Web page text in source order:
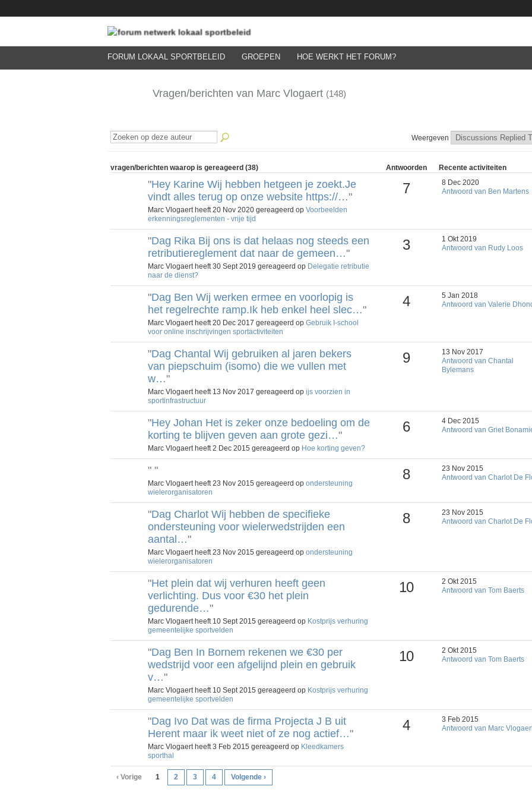
FORUM LOKAAL SPORTBELEID GROEPEN HOE WERKT HET FORUM?
Vragen/berichten van Marc Vlogaert (148)
Weergeven
vragen/berichten waarop is gereageerd (38) Antwoorden Recente activiteiten
"Hey Karine Wij hebben hetgeen je zoekt.Je
vindt alles terug op onze website https://…"
Marc Vlogaert heeft 20 Nov 2020 gereageerd op Voorbeelden
erkenningsreglementen - vrije tijd
7
8 Dec 2020
Antwoord van Ben Martens
"Dag Rika Bij ons is dat helaas nog steeds een
retributiereglement dat naar de gemeen…"
Marc Vlogaert heeft 30 Sept 2019 gereageerd op Delegatie retributie
naar de dienst?
3
1 Okt 2019
Antwoord van Rudy Loos
"Dag Ben Wij werken ermee en voorlopig is
het regelrechte ramp.Ik heb enkel heel slec…"
Marc Vlogaert heeft 20 Dec 2017 gereageerd op Gebruik I-school
voor online inschrijvingen sportactiviteiten
4
5 Jan 2018
Antwoord van Valerie
"Dag Chantal Wij gebruiken al jaren bekers
van piepschuim (isomo) die we vullen met
w…"
Marc Vlogaert heeft 13 Nov 2017 gereageerd op ijs voorzien in
sportinfrastructuur
9
13 Nov 2017
Antwoord van Chantal
Bylemans
"Hey Johan Het is zeker onze bedoeling om de
korting te blijven geven aan grote gezi…"
Marc Vlogaert heeft 2 Dec 2015 gereageerd op Hoe korting geven?
6
4 Dec 2015
Antwoord van Griet
" "
Marc Vlogaert heeft 23 Nov 2015 gereageerd op ondersteuning
wielerorganisatoren
8
23 Nov 2015
Antwoord van Charlot De
"Dag Charlot Wij hebben de specifieke
ondersteuning voor wielerwedstrijden een
aantal…"
Marc Vlogaert heeft 23 Nov 2015 gereageerd op ondersteuning
wielerorganisatoren
8
23 Nov 2015
Antwoord van Charlot De
"Het plein dat wij verhuren heeft geen
verlichting. Dus voor €30 het plein
gedurende…"
Marc Vlogaert heeft 10 Sept 2015 gereageerd op Kostprijs verhuring
gemeentelijke sportvelden
10
2 Okt 2015
Antwoord van Tom Baerts
"Dag Ben In Bornem rekenen we €30 per
wedstrijd voor een afgelijnd plein en gebruik
v…"
Marc Vlogaert heeft 10 Sept 2015 gereageerd op Kostprijs verhuring
gemeentelijke sportvelden
10
2 Okt 2015
Antwoord van Tom Baerts
"Dag Ivo Dat was de firma Projecta J B uit
Herent maar ik weet niet of ze nog actief…"
Marc Vlogaert heeft 3 Feb 2015 gereageerd op Kleedkamers
sporthal
4
3 Feb 2015
Antwoord van Marc
‹ Vorige 1 2 3 4 Volgende ›